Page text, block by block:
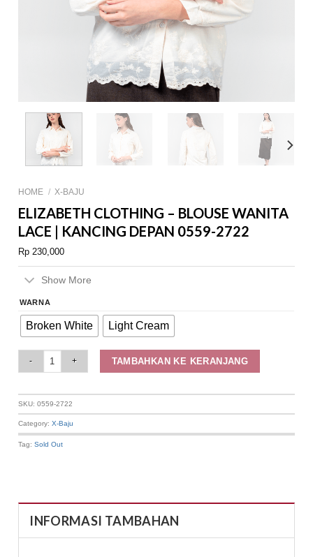
HOME / X-BAJU
ELIZABETH CLOTHING – BLOUSE WANITA
LACE | KANCING DEPAN 0559-2722
Rp 230,000
Show More
WARNA
Broken White Light Cream
TAMBAHKAN KE KERANJANG
SKU:0559-2722
Category:X-Baju
Tag:Sold Out
INFORMASI TAMBAHAN